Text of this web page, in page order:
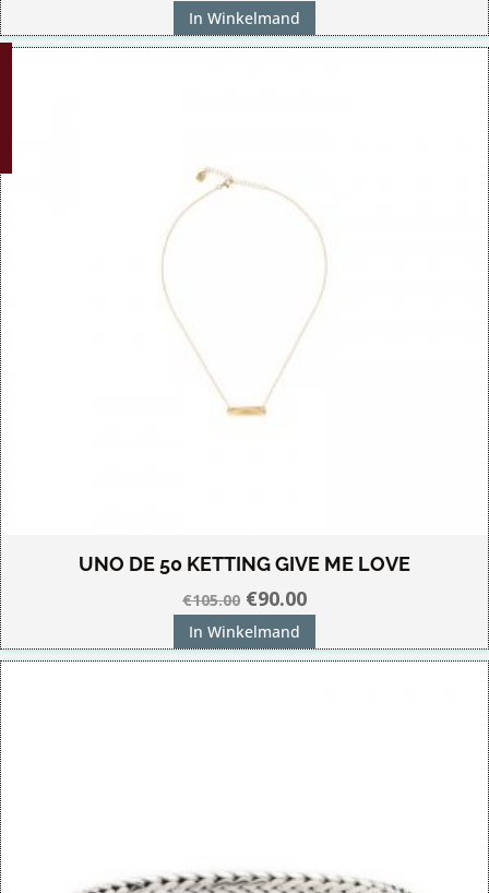
In Winkelmand
UNO DE 50 KETTING GIVE ME LOVE
€105.00 Oorspronkelijke
prijs
was:
€90.00Huidige
is:
In Winkelmand